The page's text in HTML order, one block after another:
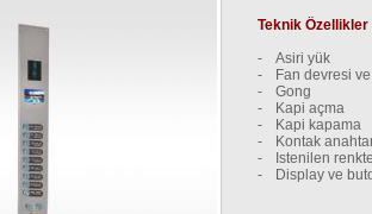
Teknik Özellikler
-
Asiri yük
-
Fan devresi
-
Gong
-
Kapi açma
-
Kapi kapama
-
Kontak
-
Istenilen
-
Display ve